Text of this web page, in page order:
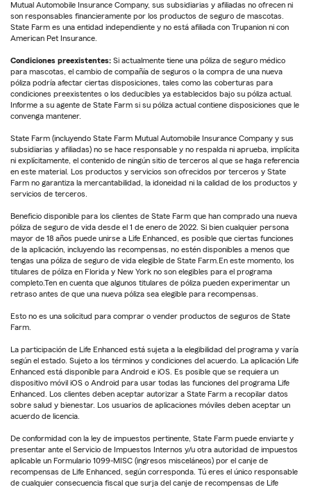
Mutual Automobile Insurance Company, sus subsidiarias y afiliadas no ofrecen ni
son responsables financieramente por los productos de seguro de mascotas.
State Farm es una entidad independiente y no está afiliada con Trupanion ni con
American Pet Insurance.
Condiciones preexistentes: Si actualmente tiene una póliza de seguro médico
para mascotas, el cambio de compañía de seguros o la compra de una nueva
póliza podría afectar ciertas disposiciones, tales como las coberturas para
condiciones preexistentes o los deducibles ya establecidos bajo su póliza actual.
Informe a su agente de State Farm si su póliza actual contiene disposiciones que le
convenga mantener.
State Farm (incluyendo State Farm Mutual Automobile Insurance Company y sus
subsidiarias y afiliadas) no se hace responsable y no respalda ni aprueba, implícita
ni explícitamente, el contenido de ningún sitio de terceros al que se haga referencia
en este material. Los productos y servicios son ofrecidos por terceros y State
Farm no garantiza la mercantabilidad, la idoneidad ni la calidad de los productos y
servicios de terceros.
Beneficio disponible para los clientes de State Farm que han comprado una nueva
póliza de seguro de vida desde el 1 de enero de 2022. Si bien cualquier persona
mayor de 18 años puede unirse a Life Enhanced, es posible que ciertas funciones
de la aplicación, incluyendo las recompensas, no estén disponibles a menos que
tengas una póliza de seguro de vida elegible de State Farm.En este momento, los
titulares de póliza en Florida y New York no son elegibles para el programa
completo.Ten en cuenta que algunos titulares de póliza pueden experimentar un
retraso antes de que una nueva póliza sea elegible para recompensas.
Esto no es una solicitud para comprar o vender productos de seguros de State
Farm.
La participación de Life Enhanced está sujeta a la elegibilidad del programa y varía
según el estado. Sujeto a los términos y condiciones del acuerdo. La aplicación Life
Enhanced está disponible para Android e iOS. Es posible que se requiera un
dispositivo móvil iOS o Android para usar todas las funciones del programa Life
Enhanced. Los clientes deben aceptar autorizar a State Farm a recopilar datos
sobre salud y bienestar. Los usuarios de aplicaciones móviles deben aceptar un
acuerdo de licencia.
De conformidad con la ley de impuestos pertinente, State Farm puede enviarte y
presentar ante el Servicio de Impuestos Internos y/u otra autoridad de impuestos
aplicable un Formulario 1099-MISC (ingresos misceláneos) por el canje de
recompensas de Life Enhanced, según corresponda. Tú eres el único responsable
de cualquier consecuencia fiscal que surja del canje de recompensas de Life